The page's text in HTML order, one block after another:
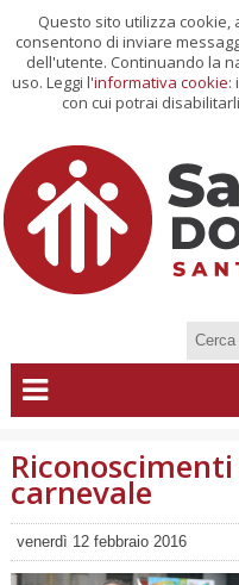
Questo sito utilizza
consentono di inviare
dell'utente. Continuando la
uso. Leggi l'informativa cookie:
con cui potrai
carnevale
venerdì 12 febbraio 2016